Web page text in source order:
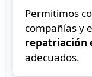
Permitimos
compañías y
repatriación
adecuados.